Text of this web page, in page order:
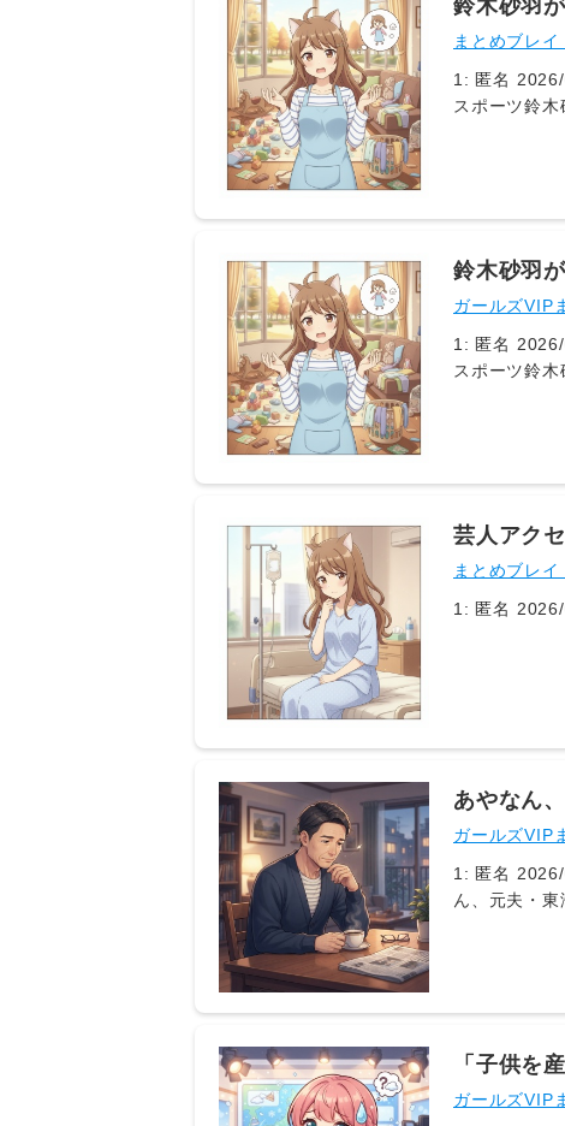
鈴木砂羽
まとめブレイ
1: 匿名
スポーツ鈴
（53）が7
（
鈴木砂羽
ガールズVIP
1: 匿名
スポーツ鈴
（53）が7
（
芸人アク
まとめブレイ
1: 匿名
あやなん
ものみた
ガールズVIP
1: 匿名
ん、元夫・
YouTubeニ
打ち明けま
め、「なん
ったといい、
「子供を
と孤独を
ガールズVIP